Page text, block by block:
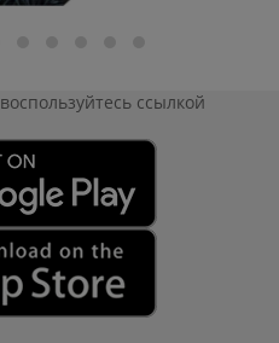
воспользуйтесь ссылкой